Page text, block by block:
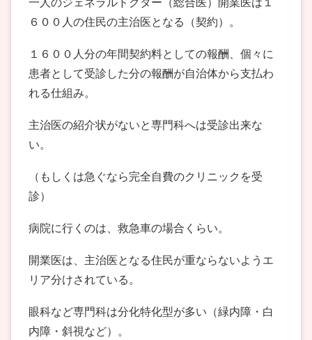
一人のジェネラルドクター（総合医）開業医は１
６００人の住民の主治医となる（契約）。
１６００人分の年間契約料としての報酬、個々に
患者として受診した分の報酬が自治体から支払わ
れる仕組み。
主治医の紹介状がないと専門科へは受診出来な
い。
（もしくは急ぐなら完全自費のクリニックを受
診）
病院に行くのは、救急車の場合くらい。
開業医は、主治医となる住民が重ならないようエ
リア分けされている。
眼科など専門科は分化特化型が多い（緑内障・白
内障・斜視など）。